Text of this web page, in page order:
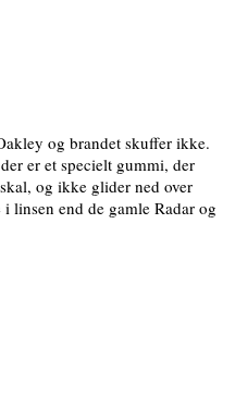
og brandet skuffer ikke.
er et specielt gummi, der
og ikke glider ned over
linsen end de gamle Radar og